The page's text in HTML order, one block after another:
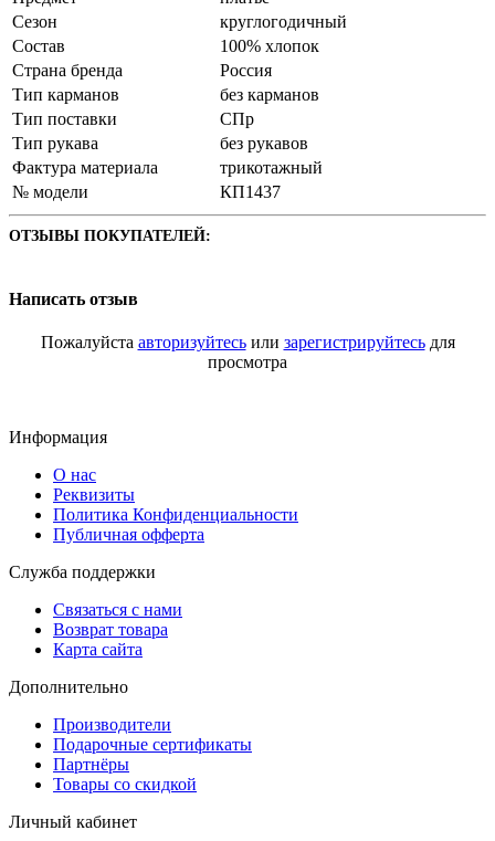
Сезон
круглогодичный
Состав
100% хлопок
Страна бренда
Россия
Тип карманов
без карманов
Тип поставки
СПр
Тип рукава
без рукавов
Фактура материала
трикотажный
№ модели
КП1437
ОТЗЫВЫ ПОКУПАТЕЛЕЙ:
Написать отзыв
Пожалуйста авторизуйтесьили зарегистрируйтесьдля
просмотра
Информация
О нас
Реквизиты
Политика Конфиденциальности
Публичная офферта
Служба поддержки
Связаться с нами
Возврат товара
Карта сайта
Дополнительно
Производители
Подарочные сертификаты
Партнёры
Товары со скидкой
Личный кабинет